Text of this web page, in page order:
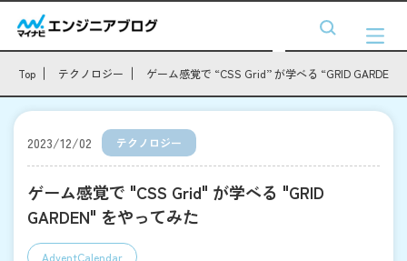
Top テクノロジー ゲーム感覚で “CSS Grid” が学べる “GRID
2023/12/02 テクノロジー
ゲーム感覚で "CSS Grid" が学べる "GRID
GARDEN" をやってみた
AdventCalendar